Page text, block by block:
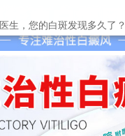
生，您的白斑发现多久了？